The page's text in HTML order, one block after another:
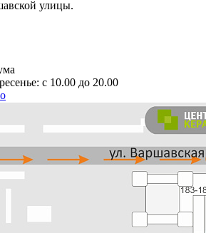
улицы.
с 10.00 до 20.00